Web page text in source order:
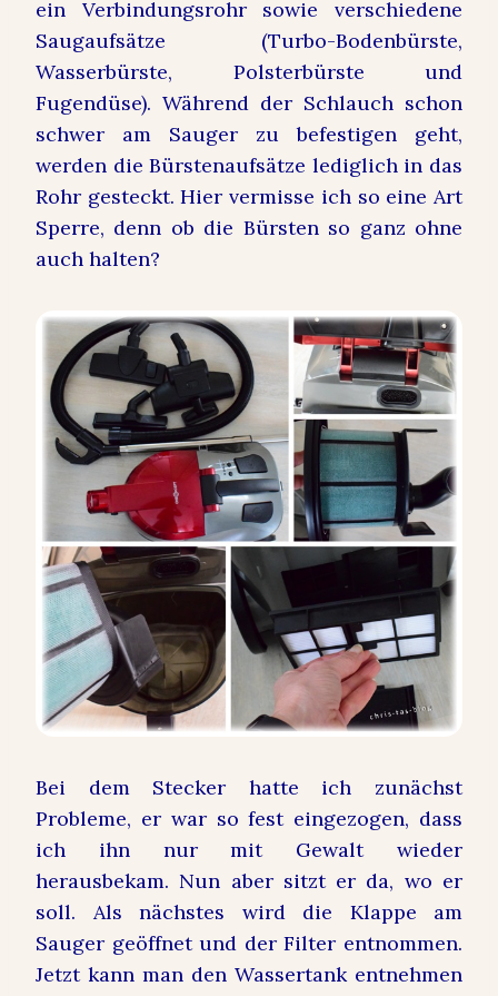
ein Verbindungsrohr sowie verschiedene
Saugaufsätze (Turbo-Bodenbürste,
Wasserbürste, Polsterbürste und
Fugendüse). Während der Schlauch schon
schwer am Sauger zu befestigen geht,
werden die Bürstenaufsätze lediglich in das
Rohr gesteckt. Hier vermisse ich so eine Art
Sperre, denn ob die Bürsten so ganz ohne
auch halten?
Bei dem Stecker hatte ich zunächst
Probleme, er war so fest eingezogen, dass
ich ihn nur mit Gewalt wieder
herausbekam. Nun aber sitzt er da, wo er
soll. Als nächstes wird die Klappe am
Sauger geöffnet und der Filter entnommen.
Jetzt kann man den Wassertank entnehmen